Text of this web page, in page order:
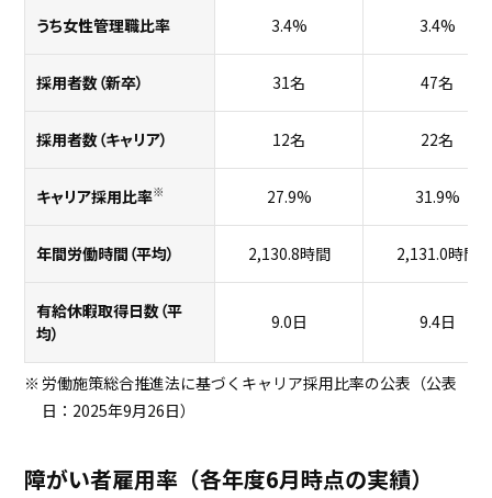
うち女性管理職比率 3.4% 3.4%
採用者数（新卒） 31名 47名
採用者数（キャリア） 12名 22名
キャリア採用比率※ 27.9% 31.9%
年間労働時間（平均） 2,130.8時間 2,131.0時間
有給休暇取得日数（平
均）
9.0日 9.4日
労働施策総合推進法に基づくキャリア採用比率の公表（公表
日：2025年9月26日）
障がい者雇用率（各年度6月時点の実績）